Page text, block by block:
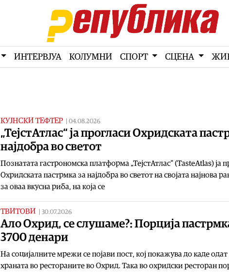
ИНТЕРВЈУА КОЛУМНИ СПОРТ СЦЕНА
КУЈНСКИ ТЕФТЕР | 04.08.2026
„ТејстАтлас“ ја прогласи Охридската
најдобра во светот
Познатата гастрономска платформа „ТејстАтлас“ (TasteAtlas) ја
Охридската пастрмка за најдобра во светот на својата најнова
за оваа вкусна риба, на која се
ТВИТОВИ | 30.07.2026
Ало Охрид, се слушаме?: Порција
3700 денари
На социјалните мрежи се појави пост, кој покажува до каде
храната во рестораните во Охрид. Така во охридски ресторан